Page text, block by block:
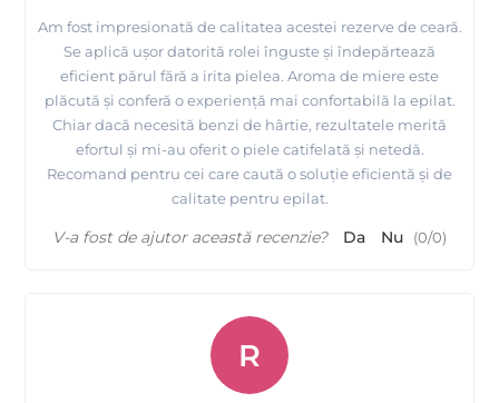
Am fost impresionată de calitatea acestei rezerve de ceară.
Se aplică ușor datorită rolei înguste și îndepărtează
eficient părul fără a irita pielea. Aroma de miere este
plăcută și conferă o experiență mai confortabilă la epilat.
Chiar dacă necesită benzi de hârtie, rezultatele merită
efortul și mi-au oferit o piele catifelată și netedă.
Recomand pentru cei care caută o soluție eficientă și de
calitate pentru epilat.
V-a fost de ajutor această recenzie? Da Nu (0/0)
R